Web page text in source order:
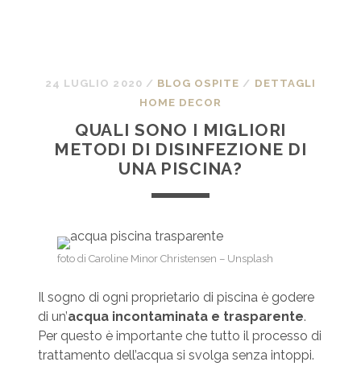
24 LUGLIO 2020 / BLOG OSPITE / DETTAGLI
HOME DECOR
QUALI SONO I MIGLIORI
METODI DI DISINFEZIONE DI
UNA PISCINA?
foto di Caroline Minor Christensen – Unsplash
Il sogno di ogni proprietario di piscina è godere
di un’acqua incontaminata e trasparente.
Per questo è importante che tutto il processo di
trattamento dell’acqua si svolga senza intoppi.